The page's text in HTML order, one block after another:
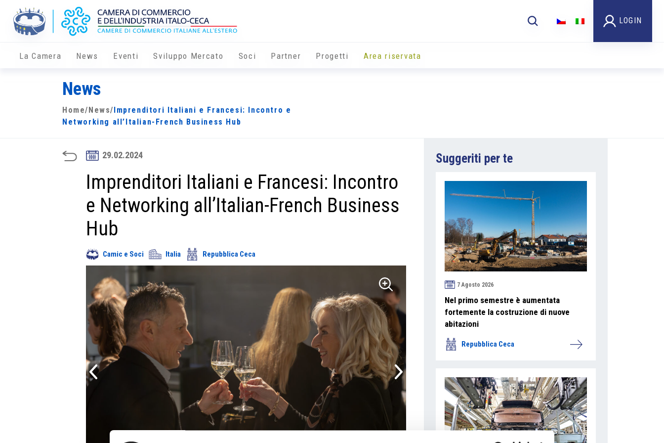
LOGIN
La Camera News Eventi Sviluppo Mercato Soci Partner Progetti Area riservata
News
Home/ News/ Imprenditori Italiani e Francesi: Incontro e
Networking all’Italian-French Business Hub
29.02.2024
Imprenditori Italiani e Francesi: Incontro
e Networking all’Italian-French Business
Hub
Camic e Soci Italia Repubblica Ceca
Suggeriti per te
7 Agosto 2026
Nel primo semestre è aumentata
fortemente la costruzione di nuove
abitazioni
Repubblica Ceca